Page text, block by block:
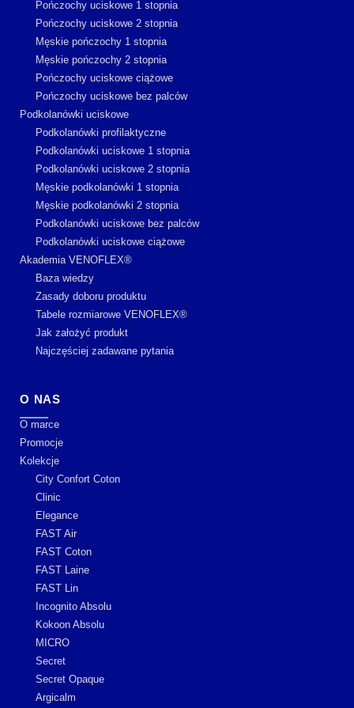
Pończochy uciskowe 1 stopnia
Pończochy uciskowe 2 stopnia
Męskie pończochy 1 stopnia
Męskie pończochy 2 stopnia
Pończochy uciskowe ciążowe
Pończochy uciskowe bez palców
Podkolanówki uciskowe
Podkolanówki profilaktyczne
Podkolanówki uciskowe 1 stopnia
Podkolanówki uciskowe 2 stopnia
Męskie podkolanówki 1 stopnia
Męskie podkolanówki 2 stopnia
Podkolanówki uciskowe bez palców
Podkolanówki uciskowe ciążowe
Akademia VENOFLEX®
Baza wiedzy
Zasady doboru produktu
Tabele rozmiarowe VENOFLEX®
Jak założyć produkt
Najczęściej zadawane pytania
O NAS
O marce
Promocje
Kolekcje
City Confort Coton
Clinic
Elegance
FAST Air
FAST Coton
FAST Laine
FAST Lin
Incognito Absolu
Kokoon Absolu
MICRO
Secret
Secret Opaque
Argicalm